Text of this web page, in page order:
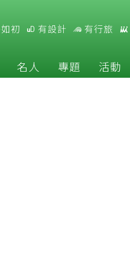
初 有設計 有行旅
名人 專題 活動